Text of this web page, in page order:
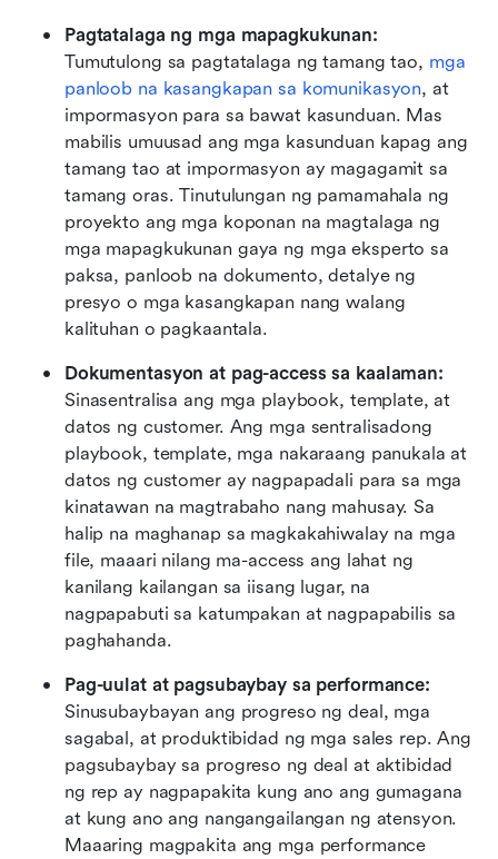
Pagtatalaga ng mga mapagkukunan:
Tumutulong sa pagtatalaga ng tamang tao, mga
panloob na kasangkapan sa komunikasyon, at
impormasyon para sa bawat kasunduan. Mas
mabilis umuusad ang mga kasunduan kapag ang
tamang tao at impormasyon ay magagamit sa
tamang oras. Tinutulungan ng pamamahala ng
proyekto ang mga koponan na magtalaga ng
mga mapagkukunan gaya ng mga eksperto sa
paksa, panloob na dokumento, detalye ng
presyo o mga kasangkapan nang walang
kalituhan o pagkaantala.
Dokumentasyon at pag-access sa kaalaman:
Sinasentralisa ang mga playbook, template, at
datos ng customer. Ang mga sentralisadong
playbook, template, mga nakaraang panukala at
datos ng customer ay nagpapadali para sa mga
kinatawan na magtrabaho nang mahusay. Sa
halip na maghanap sa magkakahiwalay na mga
file, maaari nilang ma-access ang lahat ng
kanilang kailangan sa iisang lugar, na
nagpapabuti sa katumpakan at nagpapabilis sa
paghahanda.
Pag-uulat at pagsubaybay sa performance:
Sinusubaybayan ang progreso ng deal, mga
sagabal, at produktibidad ng mga sales rep. Ang
pagsubaybay sa progreso ng deal at aktibidad
ng rep ay nagpapakita kung ano ang gumagana
at kung ano ang nangangailangan ng atensyon.
Maaaring magpakita ang mga performance